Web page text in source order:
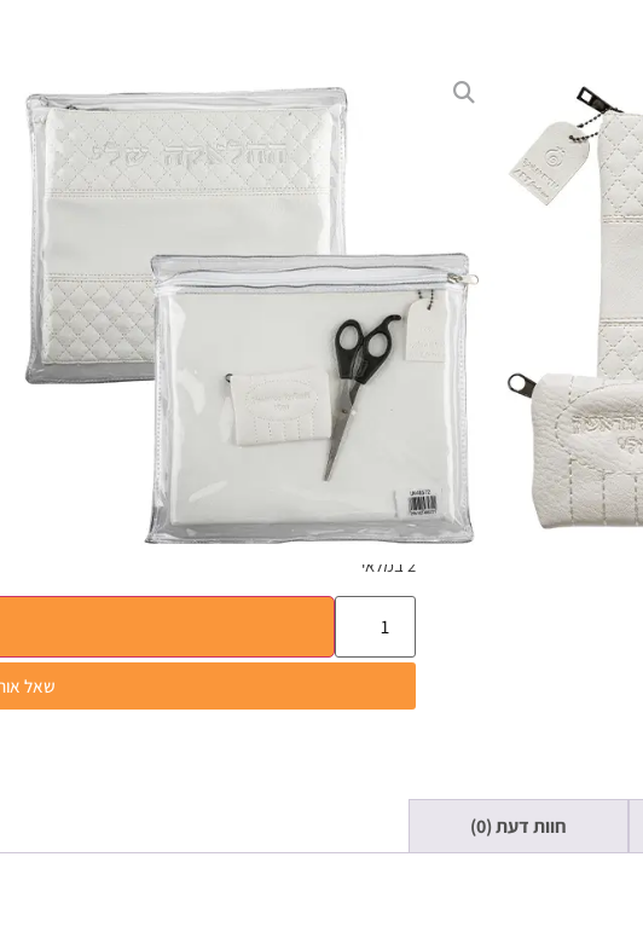
סט החלאקה שלי - צבע לבן
₪
(
0
סט החלאקה – בצבע לבן
הכינו את עצמכם לרגע המרגש של החלאקה עם סט מהודר
הסט כולל נרתיק אלגנטי לתלתל השיער, מספריים
בעיצוב נקי וקלאסי, הסט מסמל את הטוהר והחגיגיות
הזיכרון היקר בצורה המושלמת.
הבחירה האידיאלית להנצחת החלאקה ברגעים של קדושה
2 במלאי
שאל
חוות דעת (0)